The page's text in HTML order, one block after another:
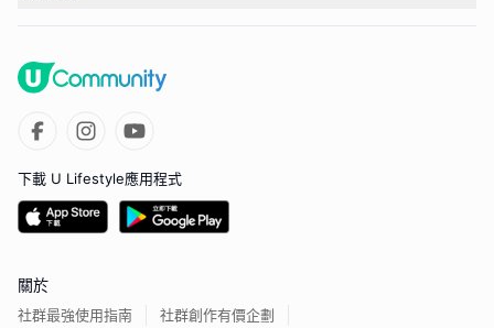
下載 U Lifestyle應用程式
關於
社群最強使用指南 社群創作有價企劃